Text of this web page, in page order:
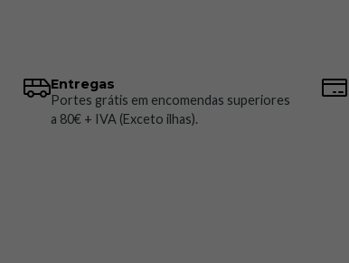
Entregas
Portes grátis em encomendas superiores
a 80€ + IVA (Exceto ilhas).